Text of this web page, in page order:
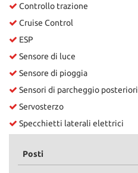
Controllo trazione
Cruise Control
ESP
Sensore di luce
Sensore di pioggia
Sensori di parcheggio posteriori
Servosterzo
Specchietti laterali elettrici
Posti